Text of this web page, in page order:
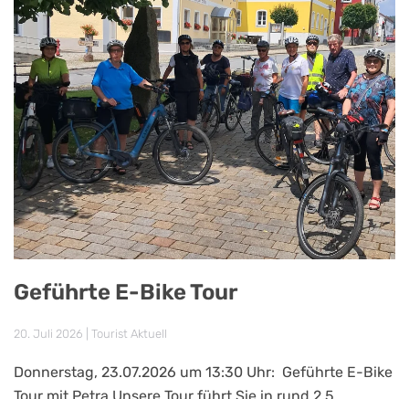
Geführte E-Bike Tour
20. Juli 2026 Tourist Aktuell
Donnerstag, 23.07.2026 um 13:30 Uhr: Geführte E-Bike